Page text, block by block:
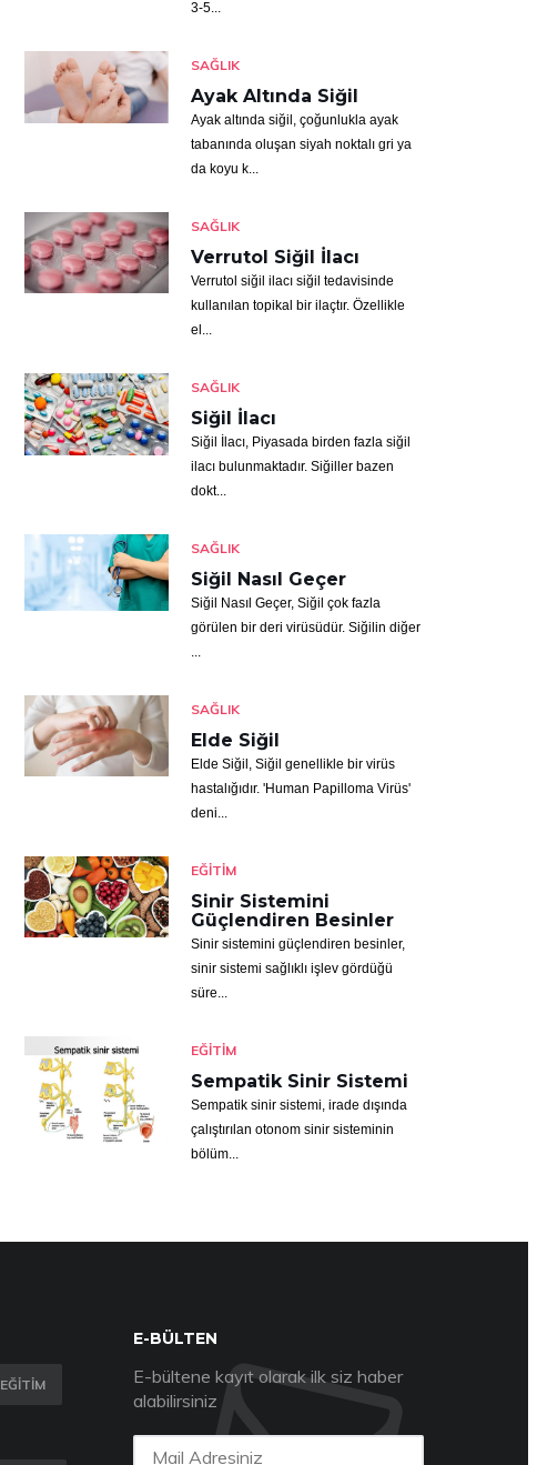
3-5...
SAĞLIK
Ayak Altında Siğil
Ayak altında siğil, çoğunlukla ayak
tabanında oluşan siyah noktalı gri ya
da koyu k...
SAĞLIK
Verrutol Siğil İlacı
Verrutol siğil ilacı siğil tedavisinde
kullanılan topikal bir ilaçtır. Özellikle
el...
SAĞLIK
Siğil İlacı
Siğil İlacı, Piyasada birden fazla siğil
ilacı bulunmaktadır. Siğiller bazen
dokt...
SAĞLIK
Siğil Nasıl Geçer
Siğil Nasıl Geçer, Siğil çok fazla
görülen bir deri virüsüdür. Siğilin diğer
...
SAĞLIK
Elde Siğil
Elde Siğil, Siğil genellikle bir virüs
hastalığıdır. 'Human Papilloma Virüs'
deni...
EĞITIM
Sinir Sistemini
Güçlendiren Besinler
Sinir sistemini güçlendiren besinler,
sinir sistemi sağlıklı işlev gördüğü
süre...
EĞITIM
Sempatik Sinir Sistemi
Sempatik sinir sistemi, irade dışında
çalıştırılan otonom sinir sisteminin
bölüm...
EĞITIM
E-BÜLTEN
E-bültene kayıt olarak ilk siz haber
alabilirsiniz